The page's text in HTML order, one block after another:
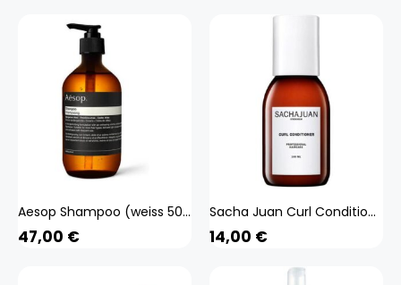
Aesop Shampoo (weiss 500 ml) Beauty, Haare
47,00 €
Sacha Juan Curl Conditioner (weiss 100 ml) Beauty, Haare
14,00 €